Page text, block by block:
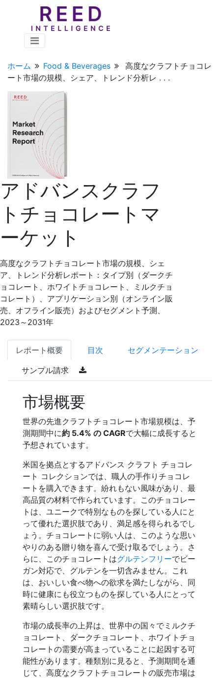
ホーム Food & Beverages
高度なクラフトチョコレ
ート市場の規模、シェア、トレンド分析レ . . .
アドバンスクラフ
トチョコレートマ
ーケット
高度なクラフトチョコレート市場の規模、シェ
ア、トレンド分析レポート：タイプ別（ダークチ
ョコレート、ホワイトチョコレート、ミルクチョ
コレート）、アプリケーション別（オンライン販
売、オフライン販売）およびセグメント予測、
2023～2031年
レポート概要 目次 セグメンテーション
サンプル請求
市場概要
世界の先進クラフトチョコレート市場規模は、予
測期間中に約 5.4% の CAGRで大幅に成長すると
予想されています。
米国を拠点とするアドバンス クラフト チョコレ
ート コレクションでは、職人の手作りチョコレ
ートを購入できます。紛れもない風味があり、最
高品質の材料で作られています。このチョコレー
トは、ユニークで特別なものを探している人にと
って優れた選択肢であり、満足感を得られるでし
ょう。チョコレートに弱い人は、このような思い
やりのある贈り物を喜んで受け取るでしょう。さ
らに、このチョコレートはグルテンフリーでビー
ガン対応で、グルテンを一切含みません。これ
は、おいしい食べ物への欲求を満たしながら、同
時に健康にも役立つものを探している人にとって
素晴らしい選択肢です。
市場の成長率の上昇は、世界中の国々でミルクチ
ョコレート、ダークチョコレート、ホワイトチョ
コレートの需要が高まっていることに起因する可
能性があります。種類別に見ると、予測期間を通
じて、高度なクラフトチョコレートの販売市場は